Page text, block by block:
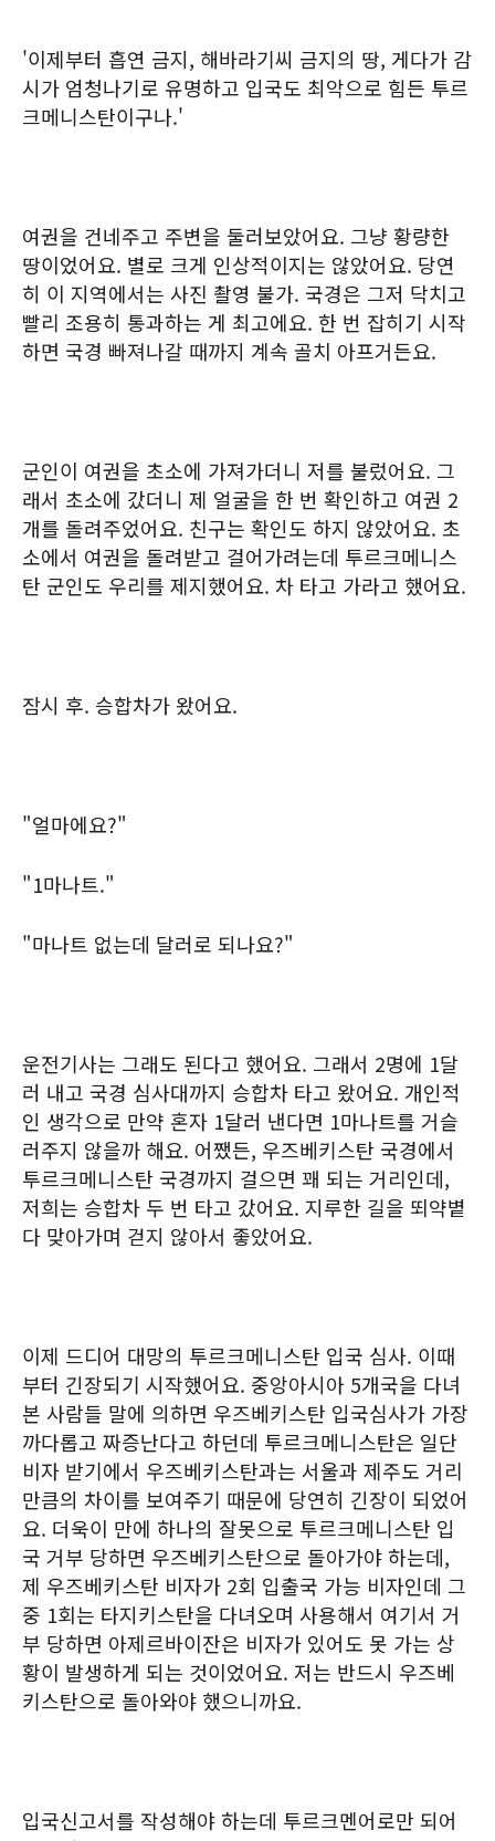
'이제부터 흡연 금지, 해바라기씨 금지의 땅, 게다가 감
시가 엄청나기로 유명하고 입국도 최악으로 힘든 투르
크메니스탄이구나.'
여권을 건네주고 주변을 둘러보았어요. 그냥 황량한
땅이었어요. 별로 크게 인상적이지는 않았어요. 당연
히 이 지역에서는 사진 촬영 불가. 국경은 그저 닥치고
빨리 조용히 통과하는 게 최고에요. 한 번 잡히기 시작
하면 국경 빠져나갈 때까지 계속 골치 아프거든요.
군인이 여권을 초소에 가져가더니 저를 불렀어요. 그
래서 초소에 갔더니 제 얼굴을 한 번 확인하고 여권 2
개를 돌려주었어요. 친구는 확인도 하지 않았어요. 초
소에서 여권을 돌려받고 걸어가려는데 투르크메니스
탄 군인도 우리를 제지했어요. 차 타고 가라고 했어요.
잠시 후. 승합차가 왔어요.
"얼마에요?"
"1마나트."
"마나트 없는데 달러로 되나요?"
운전기사는 그래도 된다고 했어요. 그래서 2명에 1달
러 내고 국경 심사대까지 승합차 타고 왔어요. 개인적
인 생각으로 만약 혼자 1달러 낸다면 1마나트를 거슬
러주지 않을까 해요. 어쨌든, 우즈베키스탄 국경에서
투르크메니스탄 국경까지 걸으면 꽤 되는 거리인데,
저희는 승합차 두 번 타고 갔어요. 지루한 길을 뙤약볕
다 맞아가며 걷지 않아서 좋았어요.
이제 드디어 대망의 투르크메니스탄 입국 심사. 이때
부터 긴장되기 시작했어요. 중앙아시아 5개국을 다녀
본 사람들 말에 의하면 우즈베키스탄 입국심사가 가장
까다롭고 짜증난다고 하던데 투르크메니스탄은 일단
비자 받기에서 우즈베키스탄과는 서울과 제주도 거리
만큼의 차이를 보여주기 때문에 당연히 긴장이 되었어
요. 더욱이 만에 하나의 잘못으로 투르크메니스탄 입
국 거부 당하면 우즈베키스탄으로 돌아가야 하는데,
제 우즈베키스탄 비자가 2회 입출국 가능 비자인데 그
중 1회는 타지키스탄을 다녀오며 사용해서 여기서 거
부 당하면 아제르바이잔은 비자가 있어도 못 가는 상
황이 발생하게 되는 것이었어요. 저는 반드시 우즈베
키스탄으로 돌아와야 했으니까요.
입국신고서를 작성해야 하는데 투르크멘어로만 되어